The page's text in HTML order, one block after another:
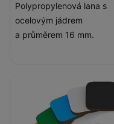
Polypropylenová lana s
ocelovým jádrem
a průměrem 16 mm.